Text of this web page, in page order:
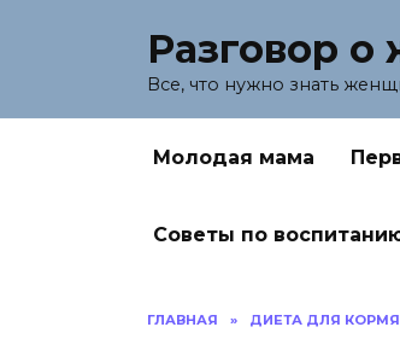
Разговор о
Все, что нужно знать
Молодая мама
Советы по
ГЛАВНАЯ » ДИЕТА ДЛЯ